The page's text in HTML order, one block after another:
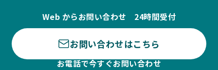
Web からお問い合わせ 24時間受付
お問い合わせはこちら
お電話で今すぐお問い合わせ